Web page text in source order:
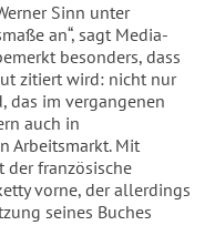
Sinn unter
an“, sagt Media-
besonders, dass
zitiert wird: nicht nur
das im vergangenen
auch in
Arbeitsmarkt. Mit
der französische
vorne, der allerdings
seines Buches